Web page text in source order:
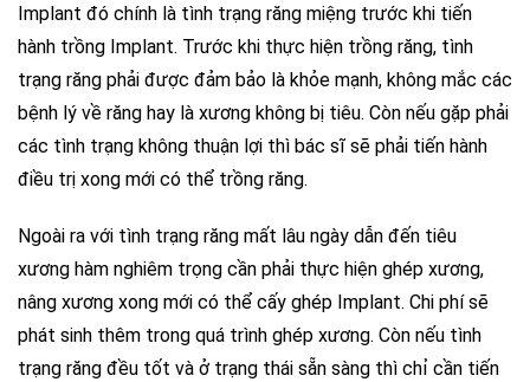
Implant đó chính là tình trạng răng miệng trước khi tiến
hành trồng Implant. Trước khi thực hiện trồng răng, tình
trạng răng phải được đảm bảo là khỏe mạnh, không mắc các
bệnh lý về răng hay là xương không bị tiêu. Còn nếu gặp phải
các tình trạng không thuận lợi thì bác sĩ sẽ phải tiến hành
điều trị xong mới có thể trồng răng.
Ngoài ra với tình trạng răng mất lâu ngày dẫn đến tiêu
xương hàm nghiêm trọng cần phải thực hiện ghép xương,
nâng xương xong mới có thể cấy ghép Implant. Chi phí sẽ
phát sinh thêm trong quá trình ghép xương. Còn nếu tình
trạng răng đều tốt và ở trạng thái sẵn sàng thì chỉ cần tiến